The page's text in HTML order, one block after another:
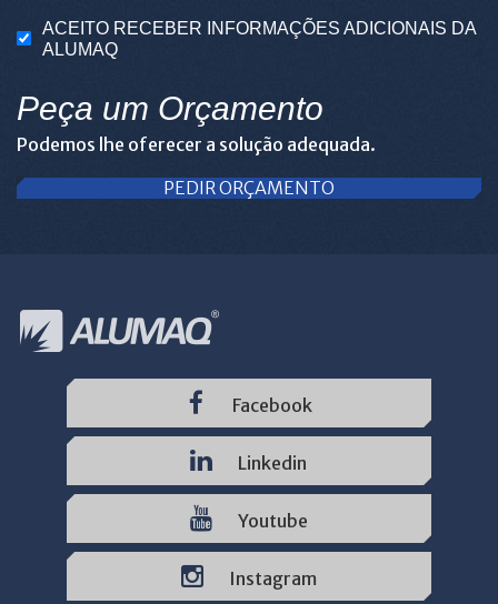
ACEITO RECEBER INFORMAÇÕES ADICIONAIS DA
ALUMAQ
Peça um Orçamento
Podemos lhe oferecer a solução adequada.
PEDIR ORÇAMENTO
Facebook
Linkedin
Youtube
Instagram